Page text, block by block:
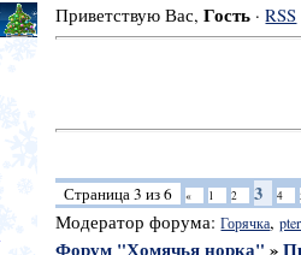
Приветствую Вас,Гость ·RSS
Страница3 из6 « 1 2 3 4
Модератор форума:Горячка,